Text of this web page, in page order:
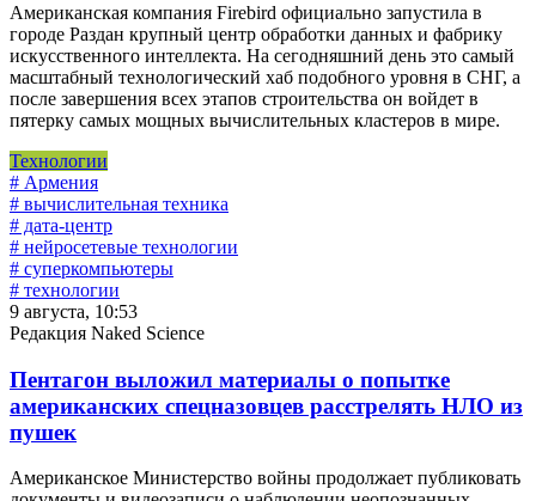
Американская компания Firebird официально запустила в
городе Раздан крупный центр обработки данных и фабрику
искусственного интеллекта. На сегодняшний день это самый
масштабный технологический хаб подобного уровня в СНГ, а
после завершения всех этапов строительства он войдет в
пятерку самых мощных вычислительных кластеров в мире.
Технологии
# Армения
# вычислительная техника
# дата-центр
# нейросетевые технологии
# суперкомпьютеры
# технологии
9 августа, 10:53
Редакция Naked Science
Пентагон выложил материалы о попытке
американских спецназовцев расстрелять НЛО из
пушек
Американское Министерство войны продолжает публиковать